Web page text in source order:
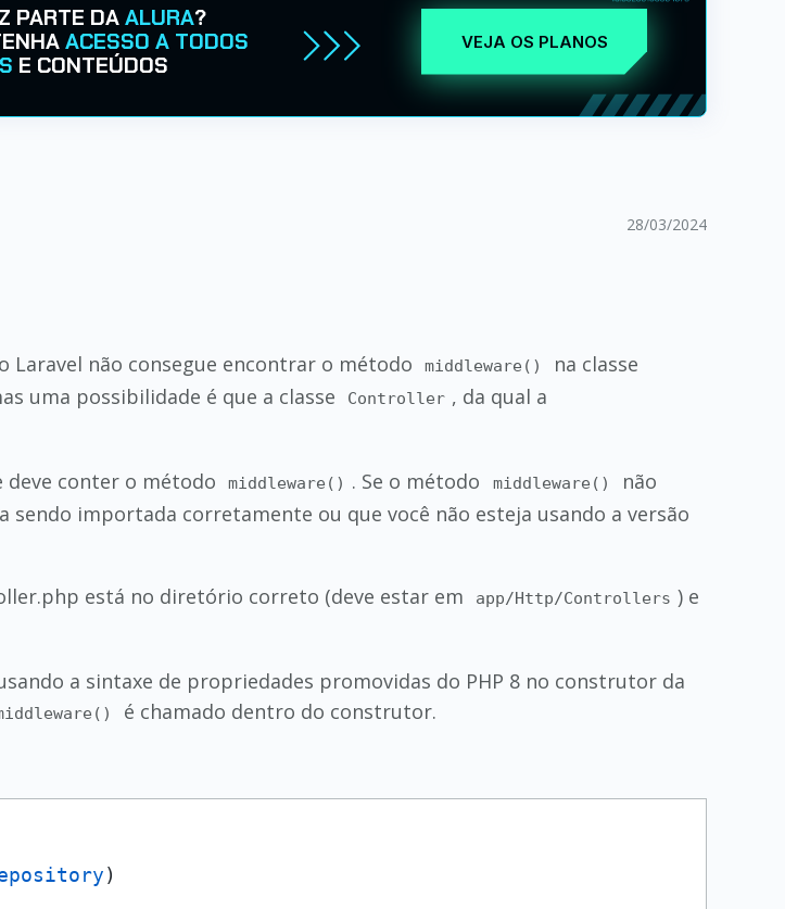
PARTE DAALURA?
ACESSO A TODOS
E CONTEÚDOS
VEJA OS PLANOS
28/03/2024
Laravel não consegue encontrar o método
middleware() na classe
uma possibilidade é que a classe Controller , da qual a
deve conter o método middleware() . Se o método middleware()
não
sendo importada corretamente ou que você não esteja usando a versão
está no diretório correto (deve estar em
app/Http/Controllers ) e
a sintaxe de propriedades promovidas do PHP 8 no construtor da
é chamado dentro do construtor.